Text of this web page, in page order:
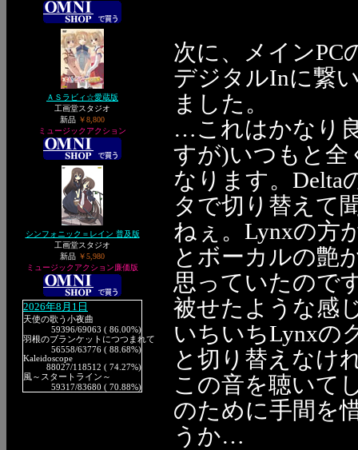
ＡＳラビィ☆愛蔵版
工画堂スタジオ
新品 ￥8,800
ミュージックアクション
シンフォニック＝レイン 普及版
工画堂スタジオ
新品 ￥5,980
ミュージックアクション廉価版
2026年8月1日
天使の歌う小夜曲
59396/69063 ( 86.00%)
羽根のブランケットにつつまれて
56558/63776 ( 88.68%)
Kaleidoscope
88027/118512 ( 74.27%)
風～スタートライン～
59317/83680 ( 70.88%)
次に、メインPC
デジタルInに繋
ました。
…これはかなり
すが)いつもと全
なります。Delta
タで切り替えて
ねぇ。Lynxの方
とボーカルの艶
思っていたので
被せたような感
いちいちLynxの
と切り替えなけ
この音を聴いて
のために手間を
うか…